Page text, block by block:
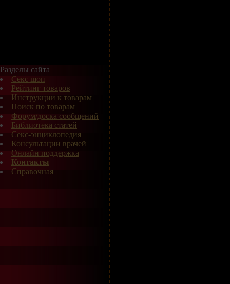
Разделы сайта
Секс шоп
Рейтинг товаров
Инструкции к товарам
Поиск по товарам
Форум/доска сообщений
Библиотека статей
Секс-энциклопедия
Консультации врачей
Онлайн поддержка
Контакты
Справочная